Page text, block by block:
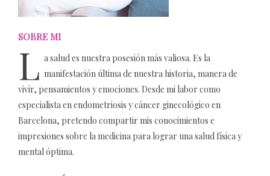
SOBRE MI
L a salud es nuestra posesión más valiosa. Es la
manifestación última de nuestra historia, manera de
vivir, pensamientos y emociones. Desde mi labor como
especialista en endometriosis y cáncer ginecológico en
Barcelona, pretendo compartir mis conocimientos e
impresiones sobre la medicina para lograr una salud física y
mental óptima.